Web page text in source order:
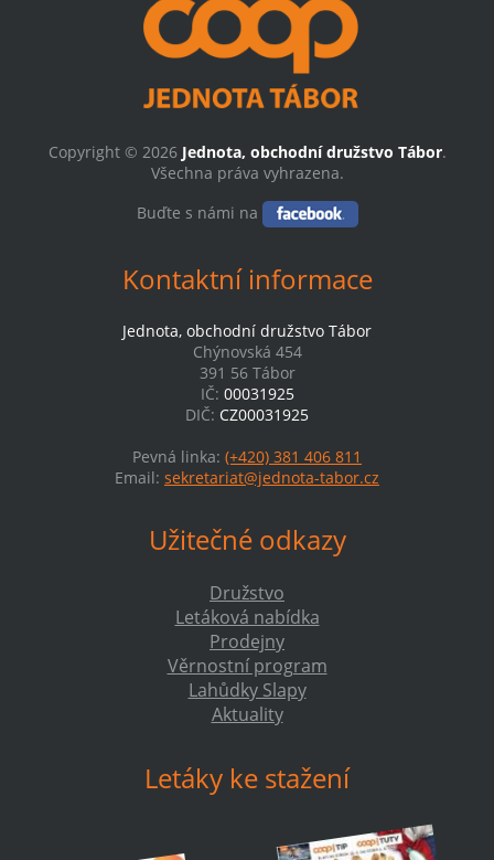
Copyright © 2026 Jednota, obchodní družstvo Tábor.
Všechna práva vyhrazena.
Buďte s námi na
Kontaktní informace
Jednota, obchodní družstvo Tábor
Chýnovská 454
391 56 Tábor
IČ: 00031925
DIČ: CZ00031925
Pevná linka: (+420) 381 406 811
Email: sekretariat@jednota-tabor.cz
Užitečné odkazy
Družstvo
Letáková nabídka
Prodejny
Věrnostní program
Lahůdky Slapy
Aktuality
Letáky ke stažení